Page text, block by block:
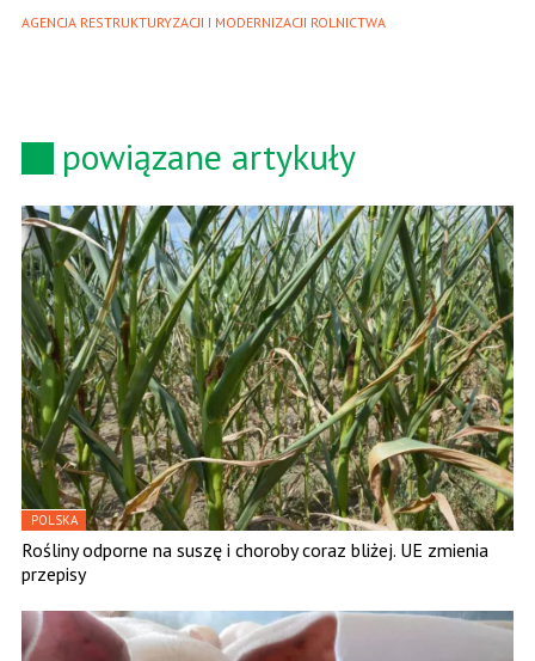
AGENCJA RESTRUKTURYZACJI I MODERNIZACJI ROLNICTWA
powiązane artykuły
POLSKA
Rośliny odporne na suszę i choroby coraz bliżej. UE zmienia
przepisy